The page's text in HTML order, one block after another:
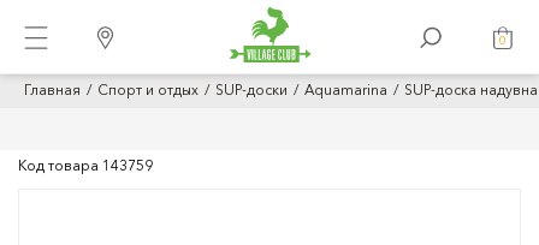
0
Главная Спорт и отдых SUP-доски Aquamarina SUP-доска
Код товара 143759